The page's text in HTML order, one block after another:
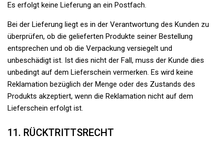
Es erfolgt keine Lieferung an ein Postfach.
Bei der Lieferung liegt es in der Verantwortung des Kunden zu
überprüfen, ob die gelieferten Produkte seiner Bestellung
entsprechen und ob die Verpackung versiegelt und
unbeschädigt ist. Ist dies nicht der Fall, muss der Kunde dies
unbedingt auf dem Lieferschein vermerken. Es wird keine
Reklamation bezüglich der Menge oder des Zustands des
Produkts akzeptiert, wenn die Reklamation nicht auf dem
Lieferschein erfolgt ist.
11. RÜCKTRITTSRECHT